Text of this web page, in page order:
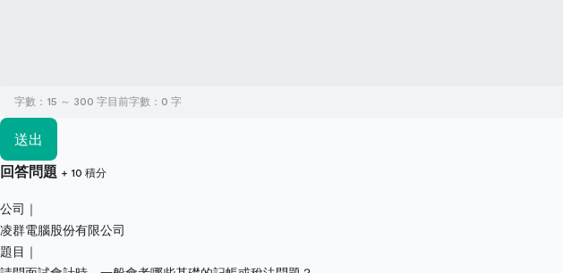
字數：15 ～ 300 字目前字數： 0 字
送出
回答問題 + 10 積分
公司｜
凌群電腦股份有限公司
題目｜